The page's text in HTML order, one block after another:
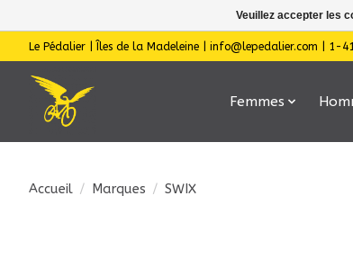
Le Pédalier | Îles de la Madeleine | info@lepedalier.com | 1-
Femmes
Accueil / Marques / SWIX
Veuillez accepter les